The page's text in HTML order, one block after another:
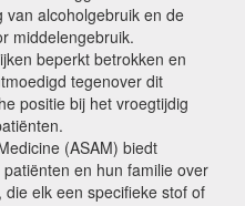
van alcoholgebruik en de
middelengebruik.
beperkt betrokken en
tegenover dit
positie bij het vroegtijdig
(ASAM) biedt
en hun familie over
elk een specifieke stof of